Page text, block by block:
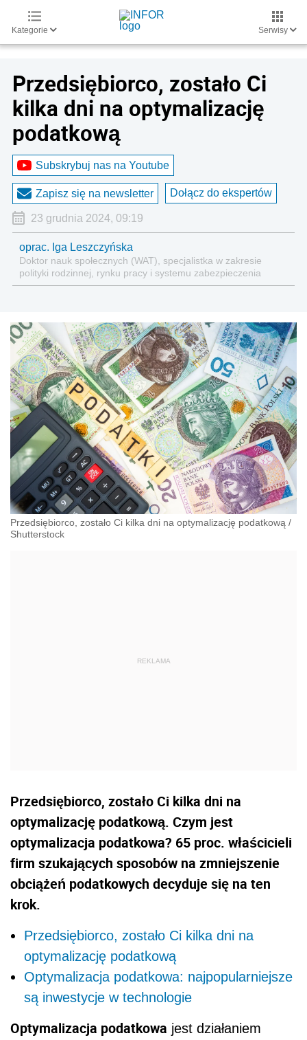
Kategorie Serwisy
Przedsiębiorco, zostało Ci
kilka dni na optymalizację
podatkową
Subskrybuj nas na Youtube
Zapisz się na newsletter Dołącz do ekspertów
23 grudnia 2024, 09:19
oprac. Iga Leszczyńska
Doktor nauk społecznych (WAT), specjalistka w zakresie
polityki rodzinnej, rynku pracy i systemu zabezpieczenia
społecznego.
Przedsiębiorco, zostało Ci kilka dni na optymalizację podatkową /
Shutterstock
Przedsiębiorco, zostało Ci kilka dni na
optymalizację podatkową. Czym jest
optymalizacja podatkowa? 65 proc. właścicieli
firm szukających sposobów na zmniejszenie
obciążeń podatkowych decyduje się na ten
krok.
Przedsiębiorco, zostało Ci kilka dni na
optymalizację podatkową
Optymalizacja podatkowa: najpopularniejsze
są inwestycje w technologie
Optymalizacja podatkowa jest działaniem